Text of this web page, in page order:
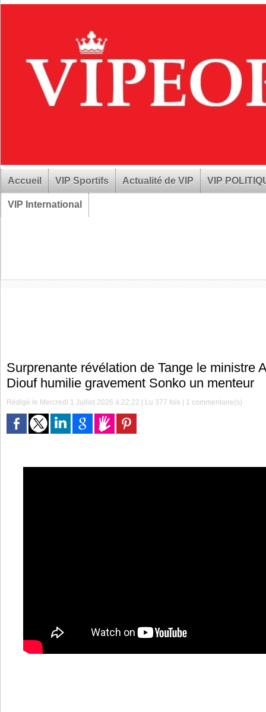
Accueil VIP Sportifs Actualité de VIP VIP
VIP International
Surprenante révélation de Tange le ministre
Diouf humilie gravement Sonko un menteur
Rédigé le Mercredi 1 Juillet 2026 à 22:22 | Lu 377 fois | 1 commentaire(s)